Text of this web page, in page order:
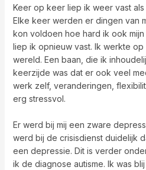
Keer op keer liep ik weer vast
Elke keer werden er dingen van
kon voldoen hoe hard ik ook
liep ik opnieuw vast. Ik werkte
wereld. Een baan, die ik
keerzijde was dat er ook veel
werk zelf, veranderingen,
erg stressvol.
Er werd bij mij een zware
werd bij de crisisdienst duidelijk
een depressie. Dit is verder
ik de diagnose autisme. Ik was